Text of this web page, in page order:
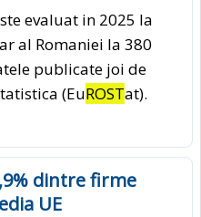
evaluat in 2025 la
al Romaniei la 380
publicate joi de
(EuROSTat).
dintre firme
UE